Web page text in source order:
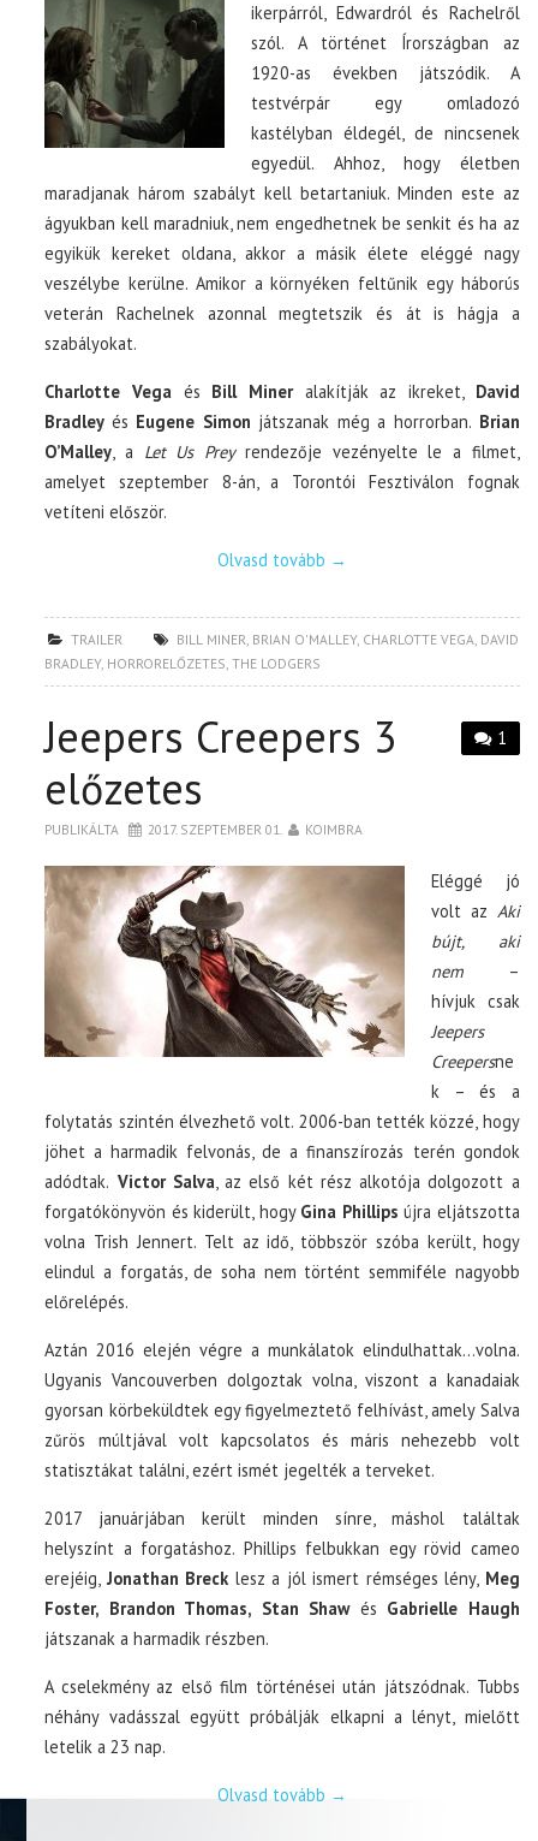
ikerpárról, Edwardról és Rachelről
szól. A történet Írországban az
1920-as években játszódik. A
testvérpár egy omladozó
kastélyban éldegél, de nincsenek
egyedül. Ahhoz, hogy életben
maradjanak három szabályt kell betartaniuk. Minden este az
ágyukban kell maradniuk, nem engedhetnek be senkit és ha az
egyikük kereket oldana, akkor a másik élete eléggé nagy
veszélybe kerülne. Amikor a környéken feltűnik egy háborús
veterán Rachelnek azonnal megtetszik és át is hágja a
szabályokat.
Charlotte Vega és Bill Mineralakítják az ikreket, David
Bradley és Eugene Simon játszanak még a horrorban. Brian
O’Malley, a Let Us Preyrendezője vezényelte le a filmet,
amelyet szeptember 8-án, a Torontói Fesztiválon fognak
vetíteni először.
Olvasd tovább →
TRAILER BILL MINER, BRIAN O'MALLEY, CHARLOTTE VEGA, DAVID
BRADLEY, HORRORELŐZETES,THE LODGERS
1
Jeepers Creepers 3
előzetes
PUBLIKÁLTA 2017. SZEPTEMBER 01. KOIMBRA
Eléggé jó
volt az Aki
bújt, aki
nem –
hívjuk csak
Jeepers
Creepersne
k – és a
folytatás szintén élvezhető volt. 2006-ban tették közzé, hogy
jöhet a harmadik felvonás, de a finanszírozás terén gondok
adódtak. Victor Salva, az első két rész alkotója dolgozott a
forgatókönyvön és kiderült, hogy Gina Phillips újra eljátszotta
volna Trish Jennert. Telt az idő, többször szóba került, hogy
elindul a forgatás, de soha nem történt semmiféle nagyobb
előrelépés.
Aztán 2016 elején végre a munkálatok elindulhattak…volna.
Ugyanis Vancouverben dolgoztak volna, viszont a kanadaiak
gyorsan körbeküldtek egy figyelmeztető felhívást, amely Salva
zűrös múltjával volt kapcsolatos és máris nehezebb volt
statisztákat találni, ezért ismét jegelték a terveket.
2017 januárjában került minden sínre, máshol találtak
helyszínt a forgatáshoz. Phillips felbukkan egy rövid cameo
erejéig, Jonathan Breck lesz a jól ismert rémséges lény, Meg
Foster, Brandon Thomas, Stan Shawés Gabrielle Haugh
játszanak a harmadik részben.
A cselekmény az első film történései után játszódnak. Tubbs
néhány vadásszal együtt próbálják elkapni a lényt, mielőtt
letelik a 23 nap.
Olvasd tovább →